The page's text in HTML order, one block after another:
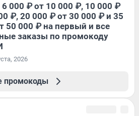
000 ₽ от 10 000 ₽, 10 000 ₽
₽, 20 000 ₽ от 30 000 ₽ и 35
50 000 ₽ на первый и все
заказы по промокоду
2026
промокоды